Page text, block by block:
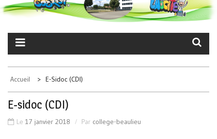
Accueil E-Sidoc (CDI)
E-sidoc (CDI)
Le 17 janvier 2018 Par college-beaulieu